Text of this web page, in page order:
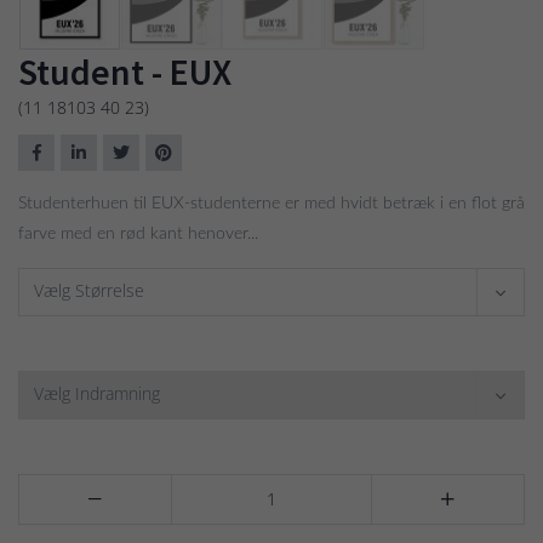
Student - EUX
(11 18103 40 23)
Studenterhuen til EUX-studenterne er med hvidt betræk i en flot grå
farve med en rød kant henover...
Vælg Størrelse
Vælg Indramning
 